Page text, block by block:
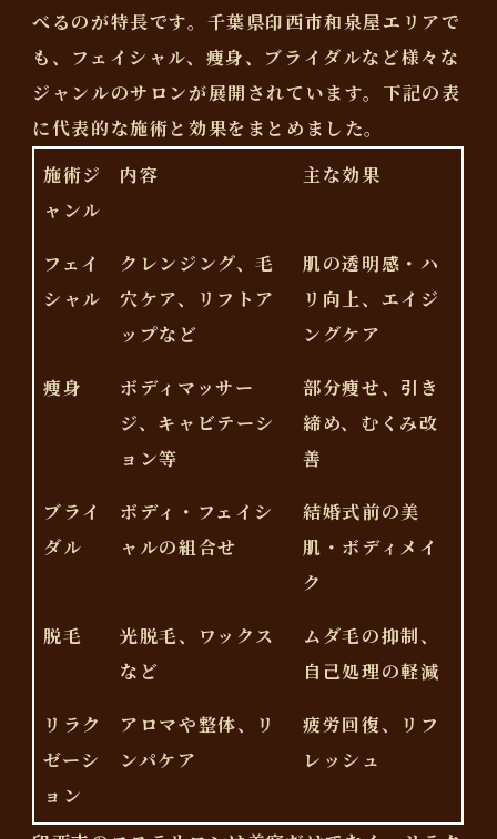
べるのが特長です。千葉県印西市和泉屋エリアで
も、フェイシャル、痩身、ブライダルなど様々な
ジャンルのサロンが展開されています。下記の表
に代表的な施術と効果をまとめました。
施術ジ
ャンル
内容 主な効果
フェイ
シャル
クレンジング、毛
穴ケア、リフトア
ップなど
肌の透明感・ハ
リ向上、エイジ
ングケア
痩身
ボディマッサー
ジ、キャビテーシ
ョン等
部分痩せ、引き
締め、むくみ改
善
ブライ
ダル
ボディ・フェイシ
ャルの組合せ
結婚式前の美
肌・ボディメイ
ク
脱毛
光脱毛、ワックス
など
ムダ毛の抑制、
自己処理の軽減
リラク
ゼーシ
ョン
アロマや整体、リ
ンパケア
疲労回復、リフ
レッシュ